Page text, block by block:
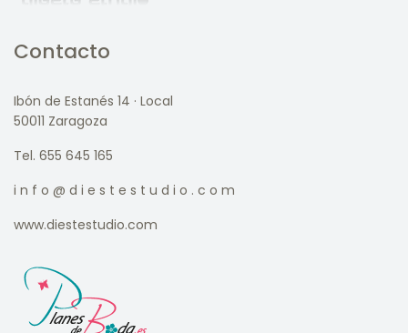
Contacto
Ibón de Estanés 14 · Local
50011 Zaragoza
Tel. 655 645 165
i n f o @ d i e s t e s t u d i o . c o m
www.diestestudio.com